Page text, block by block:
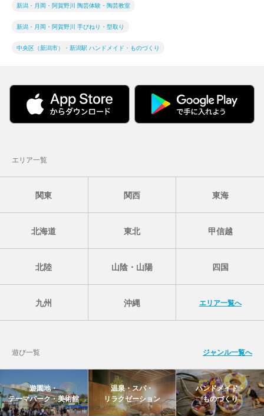
新潟・月岡・阿賀野川 陶芸体験・陶芸教室
新潟・月岡・阿賀野川 手びねり・型取り
中央区（新潟市）・新潟駅 ハンドメイド・ものづくり
エリア一覧
関東 関西 東海
北海道 東北 甲信越
北陸 山陰・山陽 四国
九州 沖縄 エリア一覧へ
遊び一覧 ジャンル一覧へ
遊園地・
テーマパーク・美術館
温泉・スパ・
リラクゼーション
ハンドメイド・
ものづくり